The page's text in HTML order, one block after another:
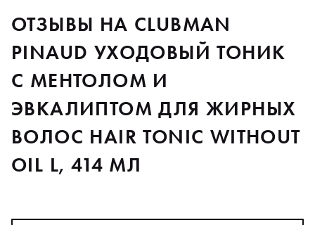
ОТЗЫВЫ НА CLUBMAN
PINAUD УХОДОВЫЙ ТОНИК
С МЕНТОЛОМ И
ЭВКАЛИПТОМ ДЛЯ ЖИРНЫХ
ВОЛОС HAIR TONIC WITHOUT
OIL L, 414 МЛ